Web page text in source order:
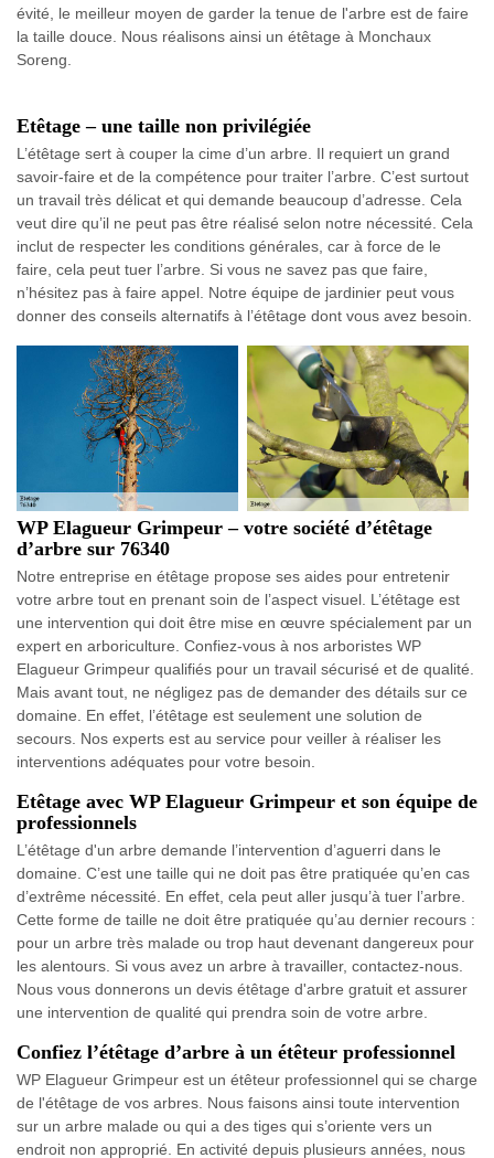
évité, le meilleur moyen de garder la tenue de l'arbre est de faire
la taille douce. Nous réalisons ainsi un étêtage à Monchaux
Soreng.
Etêtage – une taille non privilégiée
L’étêtage sert à couper la cime d’un arbre. Il requiert un grand
savoir-faire et de la compétence pour traiter l’arbre. C’est surtout
un travail très délicat et qui demande beaucoup d’adresse. Cela
veut dire qu’il ne peut pas être réalisé selon notre nécessité. Cela
inclut de respecter les conditions générales, car à force de le
faire, cela peut tuer l’arbre. Si vous ne savez pas que faire,
n’hésitez pas à faire appel. Notre équipe de jardinier peut vous
donner des conseils alternatifs à l’étêtage dont vous avez besoin.
WP Elagueur Grimpeur – votre société d’étêtage
d’arbre sur 76340
Notre entreprise en étêtage propose ses aides pour entretenir
votre arbre tout en prenant soin de l’aspect visuel. L’étêtage est
une intervention qui doit être mise en œuvre spécialement par un
expert en arboriculture. Confiez-vous à nos arboristes WP
Elagueur Grimpeur qualifiés pour un travail sécurisé et de qualité.
Mais avant tout, ne négligez pas de demander des détails sur ce
domaine. En effet, l’étêtage est seulement une solution de
secours. Nos experts est au service pour veiller à réaliser les
interventions adéquates pour votre besoin.
Etêtage avec WP Elagueur Grimpeur et son équipe de
professionnels
L’étêtage d'un arbre demande l’intervention d’aguerri dans le
domaine. C’est une taille qui ne doit pas être pratiquée qu’en cas
d’extrême nécessité. En effet, cela peut aller jusqu’à tuer l’arbre.
Cette forme de taille ne doit être pratiquée qu’au dernier recours :
pour un arbre très malade ou trop haut devenant dangereux pour
les alentours. Si vous avez un arbre à travailler, contactez-nous.
Nous vous donnerons un devis étêtage d'arbre gratuit et assurer
une intervention de qualité qui prendra soin de votre arbre.
Confiez l’étêtage d’arbre à un étêteur professionnel
WP Elagueur Grimpeur est un étêteur professionnel qui se charge
de l'étêtage de vos arbres. Nous faisons ainsi toute intervention
sur un arbre malade ou qui a des tiges qui s’oriente vers un
endroit non approprié. En activité depuis plusieurs années, nous